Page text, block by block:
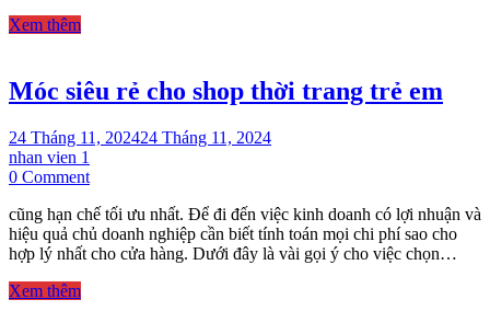
Xem thêm
Móc siêu rẻ cho shop thời trang trẻ em
24 Tháng 11, 202424 Tháng 11, 2024
nhan vien 1
0 Commenton
siêu
rẻ
cho
cũng hạn chế tối ưu nhất. Để đi đến việc kinh doanh có lợi nhuận và
hiệu quả chủ doanh nghiệp cần biết tính toán mọi chi phí sao cho
hợp lý nhất cho cửa hàng. Dưới đây là vài gọi ý cho việc chọn…
Xem thêm